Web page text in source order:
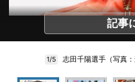
記事
1/5 志田千陽選手（写真